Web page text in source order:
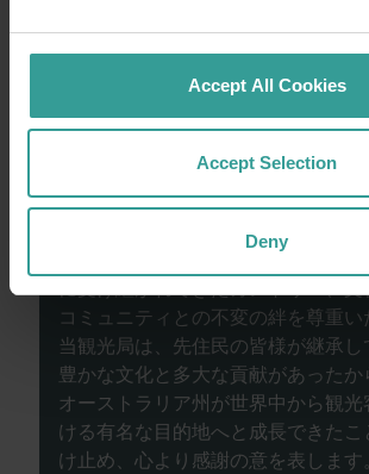
Accept All Cookies
Accept Selection
Deny
西オーストラリア州政府観光局は
この地を守り続けてきたアボリジナ
の歴史と、過去および現在の長老
表します。また、西オーストラリア
ジナルピープルの多様性と、太古の
に受け継がれてきたカントリー、
コミュニティとの不変の絆を尊重い
当観光局は、先住民の皆様が継承し
豊かな文化と多大な貢献があった
オーストラリア州が世界中から観
ける有名な目的地へと成長できた
け止め、心より感謝の意を表します。